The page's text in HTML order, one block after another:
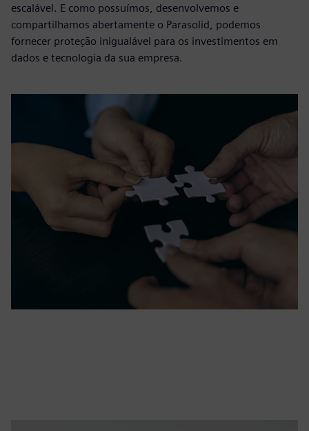
escalável. E como possuímos, desenvolvemos e
compartilhamos abertamente o Parasolid, podemos
fornecer proteção inigualável para os investimentos em
dados e tecnologia da sua empresa.